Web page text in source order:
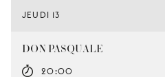
JEUDI 13
DON PASQUALE
20:00